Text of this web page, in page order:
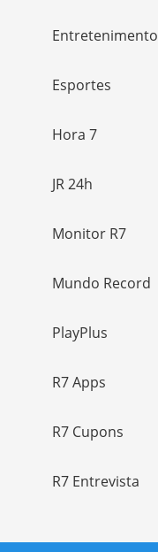
Entretenimento
Esportes
Hora 7
JR 24h
Monitor R7
Mundo Record
PlayPlus
R7 Apps
R7 Cupons
R7 Entrevista